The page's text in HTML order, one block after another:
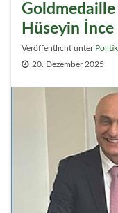
Hüseyin İnce
Veröffentlicht unter Politik
20. Dezember 2025